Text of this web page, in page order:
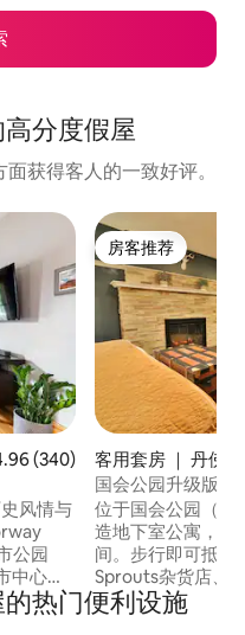
分度假屋
获得客人的一致好评。
评分 4.96 分（满分 5 分），
(340)
风情与
公园
中心仅
食，在
备
房客推荐
房客推荐
客用套房 ｜ 丹佛
国会公园升级版加
位于国会公园（
造地下室公寓，配
间。步行即可抵达
Sprouts杂货店、
和丹佛动物园/科
附近有充足的自行
热门便利设施